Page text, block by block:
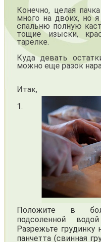
Конечно, целая
много на двоих, но
спальню полную
тощие изыски,
тарелке.
Куда девать
можно еще разок
Итак,
1.
Положите в
подсоленной
Разрежьте грудинку
панчетта (свинная